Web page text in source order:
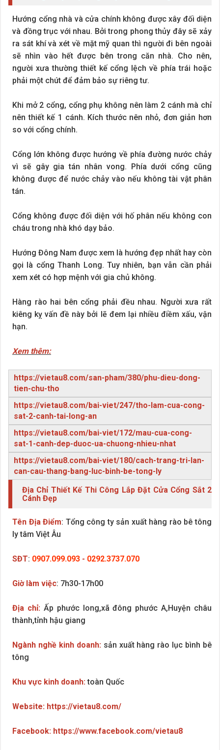
Hướng cổng nhà và cửa chính không được xây đối diện
và đồng trục với nhau. Bởi trong phong thủy đây sẽ xảy
ra sát khí và xét về mặt mỹ quan thì người đi bên ngoài
sẽ nhìn vào hết được bên trong căn nhà. Cho nên,
người xưa thường thiết kế cổng lệch về phía trái hoặc
phải một chút để đảm bảo sự riêng tư.
Khi mở 2 cổng, cổng phụ không nên làm 2 cánh mà chỉ
nên thiết kế 1 cánh. Kích thước nên nhỏ, đơn giản hơn
so với cổng chính.
Cổng lớn không được hướng về phía đường nước chảy
vì sẽ gây gia tán nhân vong. Phía dưới cổng cũng
không được để nước chảy vào nếu không tài vật phân
tán.
Cổng không được đối diện với hố phân nếu không con
cháu trong nhà khó dạy bảo.
Hướng Đông Nam được xem là hướng đẹp nhất hay còn
gọi là cổng Thanh Long. Tuy nhiên, bạn vẫn cần phải
xem xét có hợp mệnh với gia chủ không.
Hàng rào hai bên cổng phải đều nhau. Người xưa rất
kiêng kỵ vấn đề này bởi lẽ đem lại nhiều điềm xấu, vận
hạn.
Xem thêm:
https://vietau8.com/san-pham/380/phu-dieu-dong-
tien-chu-tho
https://vietau8.com/bai-viet/247/tho-lam-cua-cong-
sat-2-canh-tai-long-an
https://vietau8.com/bai-viet/172/mau-cua-cong-
sat-1-canh-dep-duoc-ua-chuong-nhieu-nhat
https://vietau8.com/bai-viet/180/cach-trang-tri-lan-
can-cau-thang-bang-luc-binh-be-tong-ly
Địa Chỉ Thiết Kế Thi Công Lắp Đặt Cửa Cổng Sắt 2
Cánh Đẹp
Tên Địa Điểm: Tổng công ty sản xuất hàng rào bê tông
ly tâm Việt Âu
SĐT: 0907.099.093 - 0292.3737.070
Giờ làm việc: 7h30-17h00
Địa chỉ:Ấp phước long,xã đông phước A,Huyện châu
thành,tỉnh hậu giang
Ngành nghề kinh doanh:sản xuất hàng rào lục bình bê
tông
Khu vực kinh doanh:toàn Quốc
Website: https://vietau8.com/
Facebook: https://www.facebook.com/vietau8